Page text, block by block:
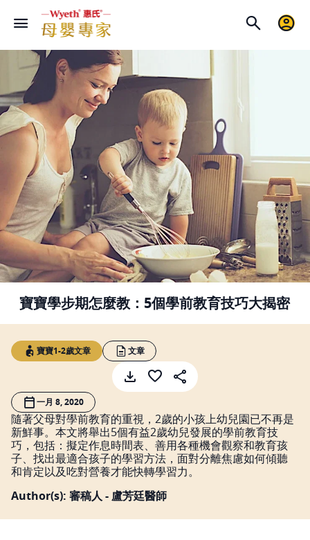
寶寶學步期怎麼教：5個學前教育技巧大揭密
寶寶1-2歲文章 文章
一月 8, 2020
隨著父母對學前教育的重視，2歲的小孩上幼兒園已不再是
新鮮事。本文將舉出5個有益2歲幼兒發展的學前教育技
巧，包括：擬定作息時間表、善用各種機會觀察和教育孩
子、找出最適合孩子的學習方法，面對分離焦慮如何傾聽
和肯定以及吃對營養才能快轉學習力。
Author(s): 審稿人 - 盧芳廷醫師